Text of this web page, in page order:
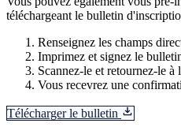
téléchargeant le bulletin
Renseignez les champs
Imprimez et signez le
Scannez-le et retournez-le
Vous recevrez une
Télécharger le bulletin